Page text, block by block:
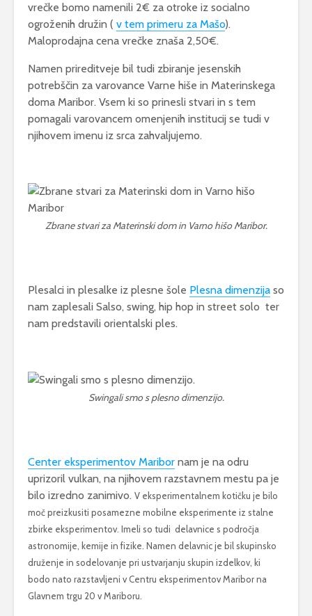
vrečke bomo namenili 2€ za otroke iz socialno
ogroženih družin ( v tem primeru za Mašo).
Maloprodajna cena vrečke znaša 2,50€.
Namen prireditveje bil tudi zbiranje jesenskih
potrebščin za varovance Varne hiše in Materinskega
doma Maribor. Vsem ki so prinesli stvari in s tem
pomagali varovancem omenjenih institucij se tudi v
njihovem imenu iz srca zahvaljujemo.
Zbrane stvari za Materinski dom in Varno hišo Maribor.
Plesalci in plesalke iz plesne šole Plesna dimenzija so
nam zaplesali Salso, swing, hip hop in street solo ter
nam predstavili orientalski ples.
Swingali smo s plesno dimenzijo.
Center eksperimentov Maribor nam je na odru
uprizoril vulkan, na njihovem razstavnem mestu pa je
bilo izredno zanimivo. V eksperimentalnem kotičku je bilo
moč preizkusiti posamezne mobilne eksperimente iz stalne
zbirke eksperimentov. Imeli so tudi delavnice s področja
astronomije, kemije in fizike. Namen delavnic je bil skupinsko
druženje in sodelovanje pri ustvarjanju skupin izdelkov, ki
bodo nato razstavljeni v Centru eksperimentov Maribor na
Glavnem trgu 20 v Mariboru.
mestih blaži
vročino
5 avgusta, 2026
7 napak, ki jih v
vročini dela skoraj
vsak človek
3 avgusta, 2026
Prost vstop na
Ali se